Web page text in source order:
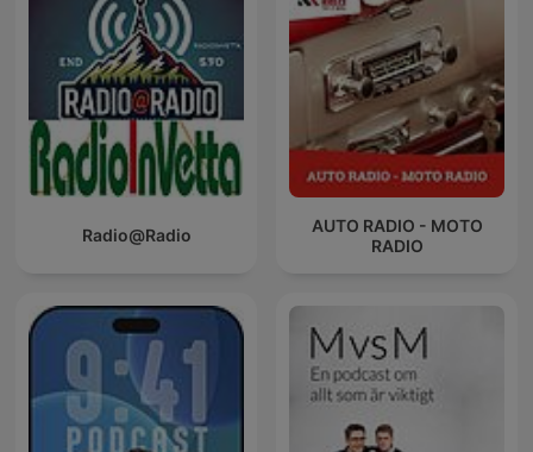
Radio@Radio
AUTO RADIO - MOTO
RADIO